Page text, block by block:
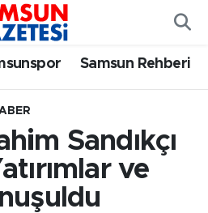
Samsun Rehberi
Sandıkçı
ve
Vakitleri
Haritası